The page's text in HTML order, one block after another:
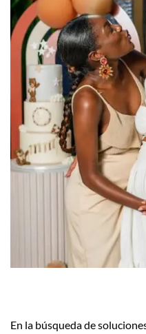
En la búsqueda de